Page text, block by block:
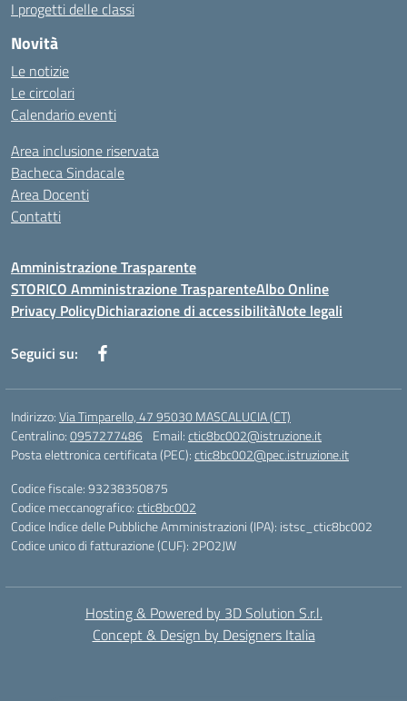
I progetti delle classi
Novità
Le notizie
Le circolari
Calendario eventi
Area inclusione riservata
Bacheca Sindacale
Area Docenti
Contatti
Amministrazione Trasparente
STORICO Amministrazione TrasparenteAlbo Online
Privacy PolicyDichiarazione di accessibilitàNote legali
Seguici su:
Indirizzo:Via Timparello, 47 95030 MASCALUCIA (CT)
Centralino:0957277486 Email:ctic8bc002@istruzione.it
Posta elettronica certificata (PEC):ctic8bc002@pec.istruzione.it
Codice fiscale: 93238350875
Codice meccanografico:ctic8bc002
Codice Indice delle Pubbliche Amministrazioni (IPA): istsc_ctic8bc002
Codice unico di fatturazione (CUF): 2PO2JW
Hosting & Powered by 3D Solution S.r.l.
Concept & Design by Designers Italia